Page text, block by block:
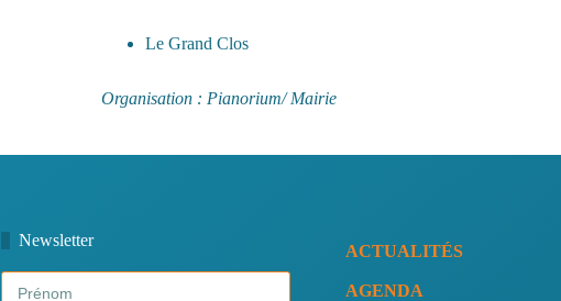
Le Grand Clos
Organisation : Pianorium/ Mairie
Newsletter
ACTUALITÉS
AGENDA